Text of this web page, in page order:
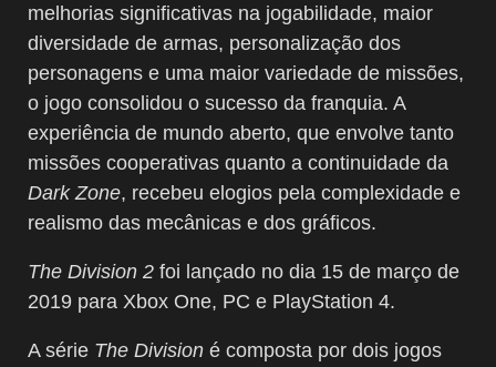
melhorias significativas na jogabilidade, maior
diversidade de armas, personalização dos
personagens e uma maior variedade de missões,
o jogo consolidou o sucesso da franquia. A
experiência de mundo aberto, que envolve tanto
missões cooperativas quanto a continuidade da
Dark Zone, recebeu elogios pela complexidade e
realismo das mecânicas e dos gráficos.
The Division 2 foi lançado no dia 15 de março de
2019 para Xbox One, PC e PlayStation 4.
A série The Division é composta por dois jogos